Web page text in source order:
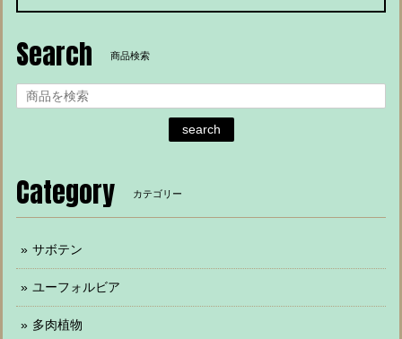
Search 商品検索
search
Category カテゴリー
サボテン
ユーフォルビア
多肉植物